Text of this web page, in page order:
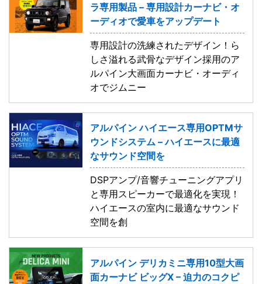
ラ専用製品 – 専用設計カーナビ・オ
ーディオで愛車をアップデート
専用設計の洗練されたデザイン！ら
しさ溢れる武骨なデザイン採用のア
ルパイン大画面カーナビ・オーディ
オでジムニー
アルパイン ハイエース専用OPTMサ
ウンドシステム – ハイエースに最適
なサウンド空間を
DSPアンプ/音響チューニングアプリ
と専用スピーカーで最適化を実現！
ハイエースの室内に最適なサウンド
空間を創
アルパイン デリカミニ専用10型大画
面カーナビ ビッグX – 迫力のコクピ